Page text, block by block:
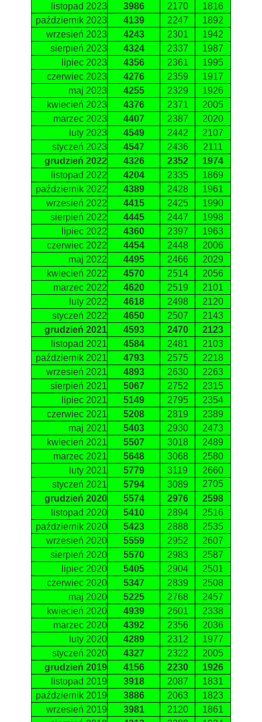
listopad 2023
3986 2170
1816
październik 2023
4139 2247
1892
wrzesień 2023
4243 2301
1942
sierpień 2023
4324 2337
1987
lipiec 2023
4356 2361
1995
czerwiec 2023
4276 2359
1917
maj 2023
4255 2329
1926
kwiecień 2023
4376 2371
2005
marzec 2023
4407 2387
2020
luty 2023
4549 2442
2107
styczeń 2023
4547 2436
2111
grudzień 2022
4326 2352
1974
listopad 2022
4204 2335
1869
październik 2022
4389 2428
1961
wrzesień 2022
4415 2425
1990
sierpień 2022
4445 2447
1998
lipiec 2022
4360 2397
1963
czerwiec 2022
4454 2448
2006
maj 2022
4495 2466
2029
kwiecień 2022
4570 2514
2056
marzec 2022
4620 2519
2101
luty 2022
4618 2498
2120
styczeń 2022
4650 2507
2143
grudzień 2021
4593 2470
2123
listopad 2021
4584 2481
2103
październik 2021
4793 2575
2218
wrzesień 2021
4893 2630
2263
sierpień 2021
5067 2752
2315
lipiec 2021
5149 2795
2354
czerwiec 2021
5208 2819
2389
maj 2021
5403 2930
2473
kwiecień 2021
5507 3018
2489
marzec 2021
5648 3068
2580
luty 2021
5779 3119
2660
styczeń 2021
5794 3089
2705
grudzień 2020
5574 2976
2598
listopad 2020
5410 2894
2516
październik 2020
5423 2888
2535
wrzesień 2020
5559 2952
2607
sierpień 2020
5570 2983
2587
lipiec 2020
5405 2904
2501
czerwiec 2020
5347 2839
2508
maj 2020
5225 2768
2457
kwiecień 2020
4939 2601
2338
marzec 2020
4392 2356
2036
luty 2020
4289 2312
1977
styczeń 2020
4327 2322
2005
grudzień 2019
4156 2230
1926
listopad 2019
3918 2087
1831
październik 2019
3886 2063
1823
wrzesień 2019
3981 2120
1861